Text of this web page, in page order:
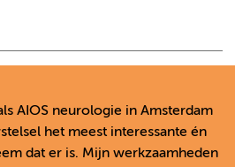
AIOS neurologie in Amsterdam
het meest interessante én
dat er is. Mijn werkzaamheden